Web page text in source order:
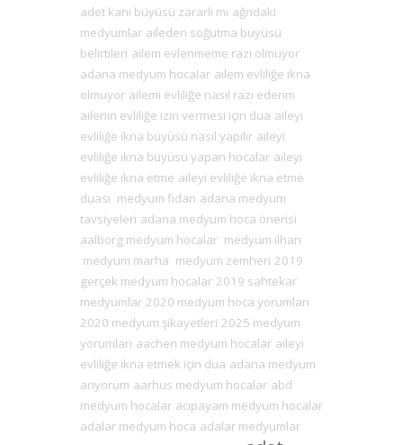
adet kanı büyüsü zararlı mı ağrıdaki
medyumlar aileden soğutma büyüsü
belirtileri ailem evlenmeme razı olmuyor
adana medyum hocalar ailem evliliğe ikna
olmuyor ailemi evliliğe nasıl razı ederim
ailenin evliliğe izin vermesi için dua aileyi
evliliğe ikna büyüsü nasıl yapılır aileyi
evliliğe ikna büyüsü yapan hocalar aileyi
evliliğe ikna etme aileyi evliliğe ikna etme
duası medyum fidan adana medyum
tavsiyeleri adana medyum hoca önerisi
aalborg medyum hocalar medyum ilhan
medyum marha medyum zemheri 2019
gerçek medyum hocalar 2019 sahtekar
medyumlar 2020 medyum hoca yorumları
2020 medyum şikayetleri 2025 medyum
yorumları aachen medyum hocalar aileyi
evliliğe ikna etmek için dua adana medyum
arıyorum aarhus medyum hocalar abd
medyum hocalar acıpayam medyum hocalar
adalar medyum hoca adalar medyumlar